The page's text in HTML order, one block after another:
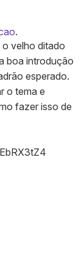
.
o velho ditado
boa introdução
esperado.
o tema e
fazer isso de